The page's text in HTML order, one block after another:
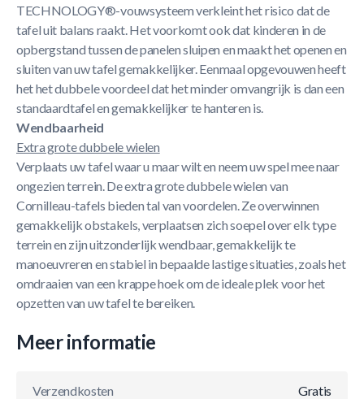
TECHNOLOGY®-vouwsysteem verkleint het risico dat de
tafel uit balans raakt. Het voorkomt ook dat kinderen in de
opbergstand tussen de panelen sluipen en maakt het openen en
sluiten van uw tafel gemakkelijker. Eenmaal opgevouwen heeft
het het dubbele voordeel dat het minder omvangrijk is dan een
standaardtafel en gemakkelijker te hanteren is.
Wendbaarheid
Extra grote dubbele wielen
Verplaats uw tafel waar u maar wilt en neem uw spel mee naar
ongezien terrein. De extra grote dubbele wielen van
Cornilleau-tafels bieden tal van voordelen. Ze overwinnen
gemakkelijk obstakels, verplaatsen zich soepel over elk type
terrein en zijn uitzonderlijk wendbaar, gemakkelijk te
manoeuvreren en stabiel in bepaalde lastige situaties, zoals het
omdraaien van een krappe hoek om de ideale plek voor het
opzetten van uw tafel te bereiken.
Meer informatie
Verzendkosten Gratis